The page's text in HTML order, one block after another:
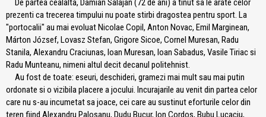
De partea cealalta, Damian Salajan (72 de ani) a tinut sa le arate celor
prezenti ca trecerea timpului nu poate stirbi dragostea pentru sport. La
"portocalii" au mai evoluat Nicolae Copil, Anton Novac, Emil Marginean,
Márton József, Lovasz Stefan, Grigore Sicoe, Cornel Muresan, Radu
Stanila, Alexandru Craciunas, Ioan Muresan, Ioan Sabadus, Vasile Tiriac si
Radu Munteanu, nimeni altul decit decanul politehnist.
Au fost de toate: eseuri, deschideri, gramezi mai mult sau mai putin
ordonate si o vizibila placere a jocului. Incurajarile au venit din partea celor
care nu s-au incumetat sa joace, cei care au sustinut eforturile celor din
teren fiind Alexandru Palosanu, Dudu Bucur, Ion Cordos, Bubu Lucaciu,